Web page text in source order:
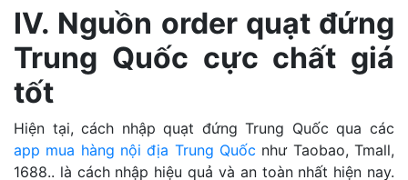
IV. Nguồn order quạt đứng
Trung Quốc cực chất giá
tốt
Hiện tại, cách nhập quạt đứng Trung Quốc qua các
app mua hàng nội địa Trung Quốc như Taobao, Tmall,
1688.. là cách nhập hiệu quả và an toàn nhất hiện nay.